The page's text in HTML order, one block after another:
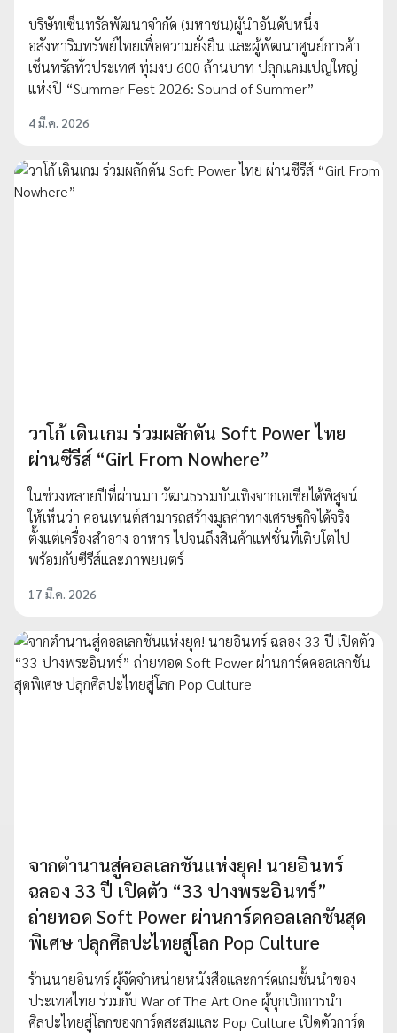
บริษัทเซ็นทรัลพัฒนาจำกัด (มหาชน)ผู้นำอันดับหนึ่ง
อสังหาริมทรัพย์ไทยเพื่อความยั่งยืน และผู้พัฒนาศูนย์การค้า
เซ็นทรัลทั่วประเทศ ทุ่มงบ 600 ล้านบาท ปลุกแคมเปญใหญ่
แห่งปี “Summer Fest 2026: Sound of Summer”
4 มี.ค. 2026
วาโก้ เดินเกม ร่วมผลักดัน Soft Power ไทย
ผ่านซีรีส์ “Girl From Nowhere”
ในช่วงหลายปีที่ผ่านมา วัฒนธรรมบันเทิงจากเอเชียได้พิสูจน์
ให้เห็นว่า คอนเทนต์สามารถสร้างมูลค่าทางเศรษฐกิจได้จริง
ตั้งแต่เครื่องสำอาง อาหาร ไปจนถึงสินค้าแฟชั่นที่เติบโตไป
พร้อมกับซีรีส์และภาพยนตร์
17 มี.ค. 2026
จากตำนานสู่คอลเลกชันแห่งยุค! นายอินทร์
ฉลอง 33 ปี เปิดตัว “33 ปางพระอินทร์”
ถ่ายทอด Soft Power ผ่านการ์ดคอลเลกชันสุด
พิเศษ ปลุกศิลปะไทยสู่โลก Pop Culture
ร้านนายอินทร์ ผู้จัดจำหน่ายหนังสือและการ์ดเกมชั้นนำของ
ประเทศไทย ร่วมกับ War of The Art One ผู้บุกเบิกการนำ
ศิลปะไทยสู่โลกของการ์ดสะสมและ Pop Culture เปิดตัวการ์ด